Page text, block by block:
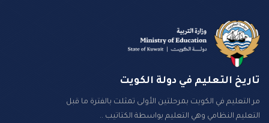
تاريخ التعليم في دولة الكويت
مر التعليم في الكويت بمرحلتين الأولى تمثلت بالفترة ما قبل
التعليم النظامي وهي التعليم بواسطة الكتاتيب ..